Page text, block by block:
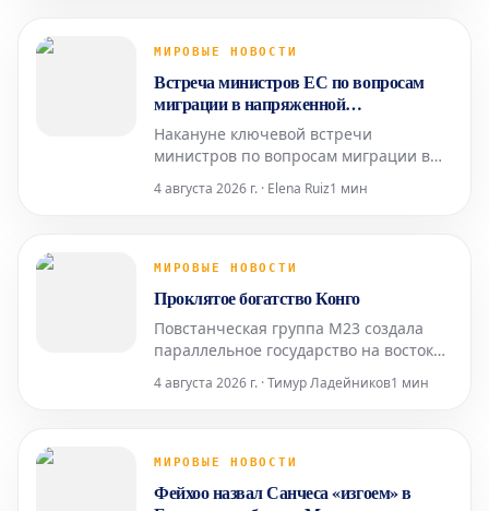
заключением Совета гарантий,
неконституционной. Согласно его
выводам,
МИРОВЫЕ НОВОСТИ
Встреча министров ЕС по вопросам
миграции в напряженной
политической обстановке
Накануне ключевой встречи
министров по вопросам миграции в
внутренних дел Италии и Испании
напряженный политический климат.
4 августа 2026 г. · Elena Ruiz1 мин
МИРОВЫЕ НОВОСТИ
Проклятое богатство Конго
Повстанческая группа M23 создала
параллельное государство на востоке
внедрила сложную систему
4 августа 2026 г. · Тимур Ладейников1 мин
МИРОВЫЕ НОВОСТИ
Фейхоо назвал Санчеса «изгоем» в